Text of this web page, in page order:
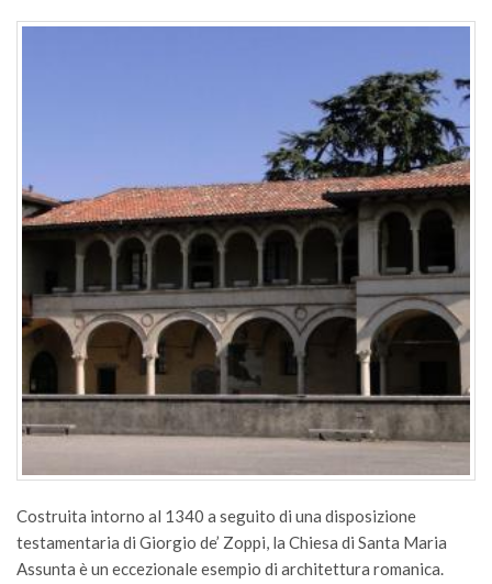
Costruita intorno al 1340 a seguito di una disposizione
testamentaria di Giorgio de’ Zoppi, la Chiesa di Santa Maria
Assunta è un eccezionale esempio di architettura romanica.